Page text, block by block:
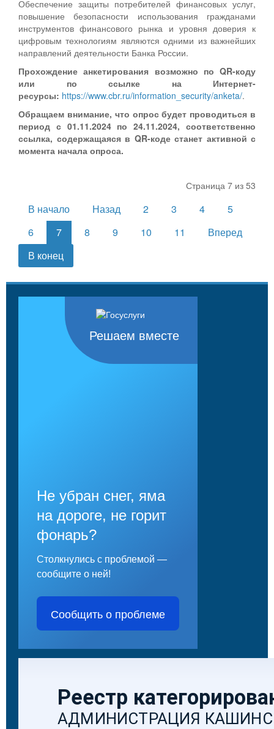
Обеспечение защиты потребителей финансовых услуг,
повышение безопасности использования гражданами
инструментов финансового рынка и уровня доверия к
цифровым технологиям являются одними из важнейших
направлений деятельности Банка России.
Прохождение анкетирования возможно по QR-коду
или по ссылке на Интернет-
ресурсы: https://www.cbr.ru/information_security/anketa/.
Обращаем внимание, что опрос будет проводиться в
период с 01.11.2024 по 24.11.2024, соответственно
ссылка, содержащаяся в QR-коде станет активной с
момента начала опроса.
Страница 7 из 53
В начало Назад 2 3 4
5
6
7 8 9 10 11
Вперед
В конец
Решаем вместе
Не убран снег, яма
на дороге, не горит
фонарь?
Столкнулись с проблемой —
сообщите о ней!
Сообщить о проблеме